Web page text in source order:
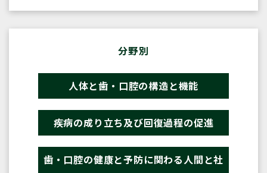
分野別
人体と歯・口腔の構造と機能
疾病の成り立ち及び回復過程の促進
歯・口腔の健康と予防に関わる人間と社